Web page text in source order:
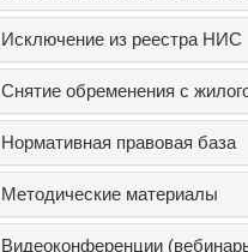
Исключение из реестра НИС
Снятие обременения с
Нормативная правовая база
Методические материалы
Видеоконференции